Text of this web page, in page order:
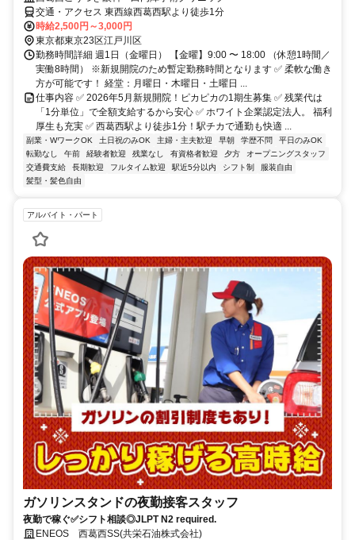
交通・アクセス 東西線西葛西駅より徒歩1分
時給2,500円～3,000円
東京都東京23区江戸川区
勤務時間詳細 週1日（金曜日） 【金曜】9:00 〜 18:00 （休憩1時間／
実働8時間） ※新規開院のため暫定勤務時間となります ✅ 柔軟な働き
方が可能です！ 経堂：月曜日・木曜日・土曜日 ...
仕事内容 ✅ 2026年5月新規開院！ピカピカの1期生募集 ✅ 残業代は
「1分単位」で全額支給するから安心 ✅ ホワイト企業認定法人。 福利
厚生も充実 ✅ 西葛西駅より徒歩1分！駅チカで通勤も快適 ...
副業・WワークOK 土日祝のみOK 主婦・主夫歓迎 早朝 学歴不問
平日のみOK
転勤なし
午前 経験者歓迎 残業なし 有資格者歓迎 夕方
オープニングスタッフ
交通費支給
長期歓迎 フルタイム歓迎 駅近5分以内 シフト制
服装自由
髪型・髪色自由
アルバイト・パート
ガソリンスタンドの夜勤接客スタッフ
夜勤で稼ぐ✅シフト相談◎JLPT N2 required.
ENEOS 西葛西SS(共栄石油株式会社)